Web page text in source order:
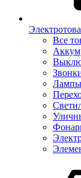
Все
Лампы